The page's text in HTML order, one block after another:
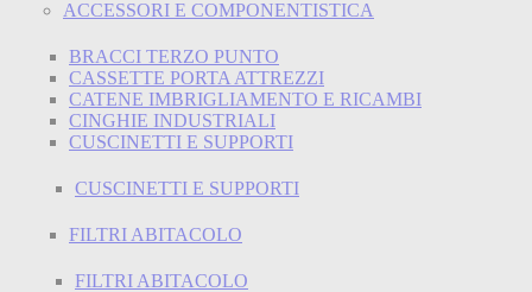
ACCESSORI E COMPONENTISTICA
BRACCI TERZO PUNTO
CASSETTE PORTA ATTREZZI
CATENE IMBRIGLIAMENTO E RICAMBI
CINGHIE INDUSTRIALI
CUSCINETTI E SUPPORTI
CUSCINETTI E SUPPORTI
FILTRI ABITACOLO
FILTRI ABITACOLO